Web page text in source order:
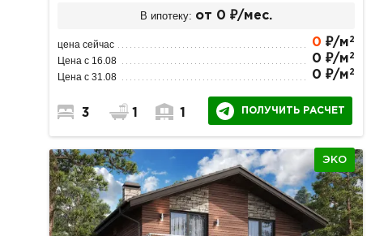
В ипотеку: от 0 ₽/мес.
цена сейчас 0 ₽/м 2
Цена с 16.08 0 ₽/м 2
Цена с 31.08 0 ₽/м 2
3 1 1 ПОЛУЧИТЬ РАСЧЕТ
ЭКО